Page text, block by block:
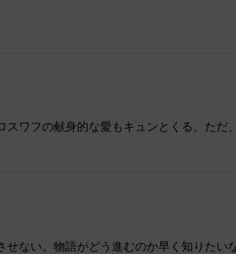
ワフの献身的な愛もキュンとくる。ただ
ない。物語がどう進むのか早く知りたい